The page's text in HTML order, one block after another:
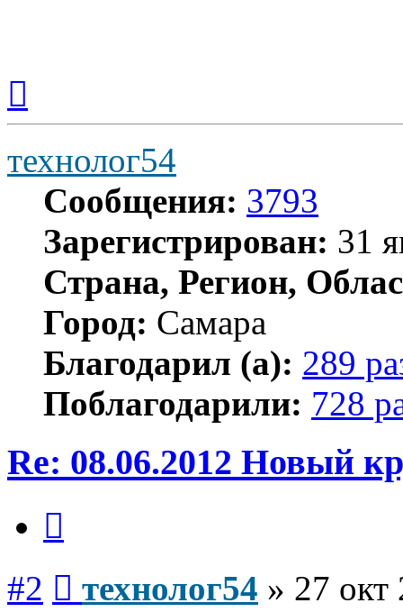
началу
технолог54
Сообщения: 3793
Зарегистрирован: 31
Страна, Регион,
Город: Самара
Благодарил (а): 289
Поблагодарили: 728
Re: 08.06.2012 Новый
#2 технолог54 » 27 окт